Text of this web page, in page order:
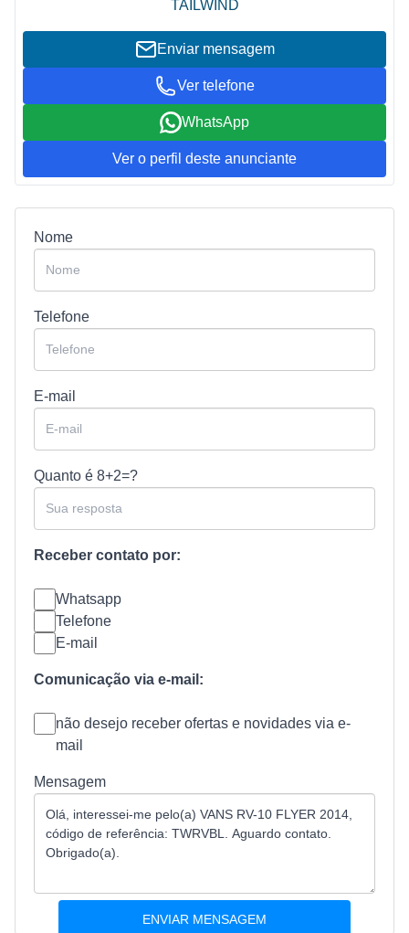
TAILWIND
Enviar mensagem
Ver telefone
WhatsApp
Ver o perfil deste anunciante
Nome
Telefone
E-mail
Quanto é 8+2=?
Receber contato por:
Whatsapp
Telefone
E-mail
Comunicação via e-mail:
não desejo receber ofertas e novidades via e-
mail
Mensagem